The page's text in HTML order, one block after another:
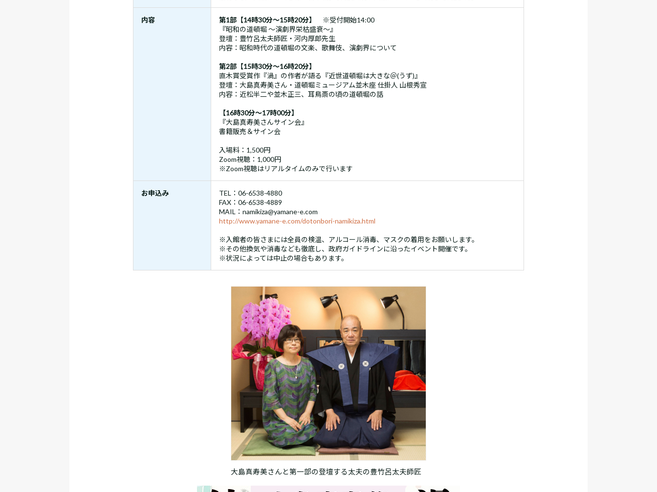
内容 第1部【14時30分～15時20分】
※受付開始14:00
『昭和の道頓堀 ～演劇界栄枯盛衰～』
登壇：豊竹呂太夫師匠・河内厚郎先生
内容：昭和時代の道頓堀の文楽、歌舞伎、演劇界について
第2部【15時30分～16時20分】
直木賞受賞作『渦』の作者が語る『近世道頓堀は大きな＠(うず)』
登壇：大島真寿美さん・道頓堀ミュージアム並木座 仕掛人 山根秀宣
内容：近松半二や並木正三、耳鳥斎の頃の道頓堀の話
【16時30分～17時00分】
『大島真寿美さんサイン会』
書籍販売＆サイン会
入場料：1,500円
Zoom視聴：1,000円
※Zoom視聴はリアルタイムのみで行います
お申込み
TEL：06-6538-4880
FAX：06-6538-4889
MAIL：namikiza@yamane-e.com
http://www.yamane-e.com/dotonbori-namikiza.html
※入館者の皆さまには全員の検温、アルコール消毒、マスクの着用をお願いします。
※その他換気や消毒なども徹底し、政府ガイドラインに沿ったイベント開催です。
※状況によっては中止の場合もあります。
大島真寿美さんと第一部の登壇する太夫の豊竹呂太夫師匠